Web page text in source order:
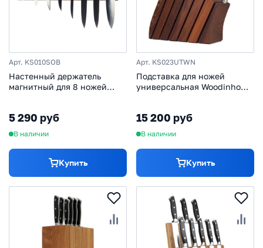
Арт. KS010SOB
Настенный держатель
магнитный для 8 ножей
5 290 руб
В наличии
Купить
Арт. KS023UTWN
Подставка для ножей
универсальная Woodinhome
15 200 руб
В наличии
Купить